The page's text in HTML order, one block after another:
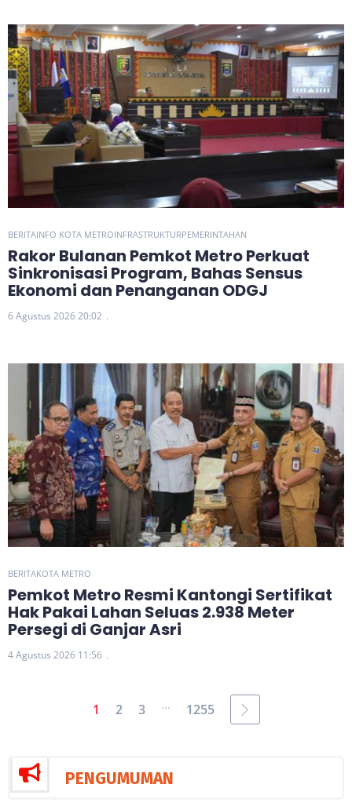
BERITAINFO KOTA METROINFRASTRUKTURPEMERINTAHAN
Rakor Bulanan Pemkot Metro Perkuat
Sinkronisasi Program, Bahas Sensus
Ekonomi dan Penanganan ODGJ
6 Agustus 2026 20:02
BERITAKOTA METRO
Pemkot Metro Resmi Kantongi Sertifikat
Hak Pakai Lahan Seluas 2.938 Meter
Persegi di Ganjar Asri
4 Agustus 2026 11:56
1 2 3 ... 1255
PENGUMUMAN